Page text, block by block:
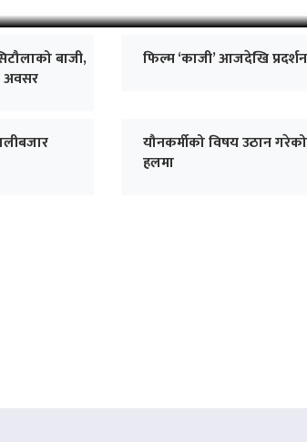
बाजी,
अवसर
फिल्म ‘काजी’ आजदेखि
यौनकर्मीको विषय उठान
हलमा